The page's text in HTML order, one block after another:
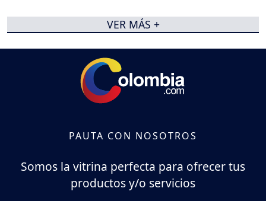
VER MÁS +
PAUTA CON NOSOTROS
Somos la vitrina perfecta para ofrecer tus
productos y/o servicios